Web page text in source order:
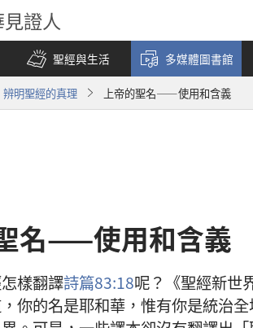
證人
聖經與生活 多媒體圖書館
辨明聖經的真理 上帝的聖名——使用和含義
名——使用和含義
怎樣翻譯詩篇83:18呢？《聖經新世
， 你的名是耶和華 ， 惟有你是統治全